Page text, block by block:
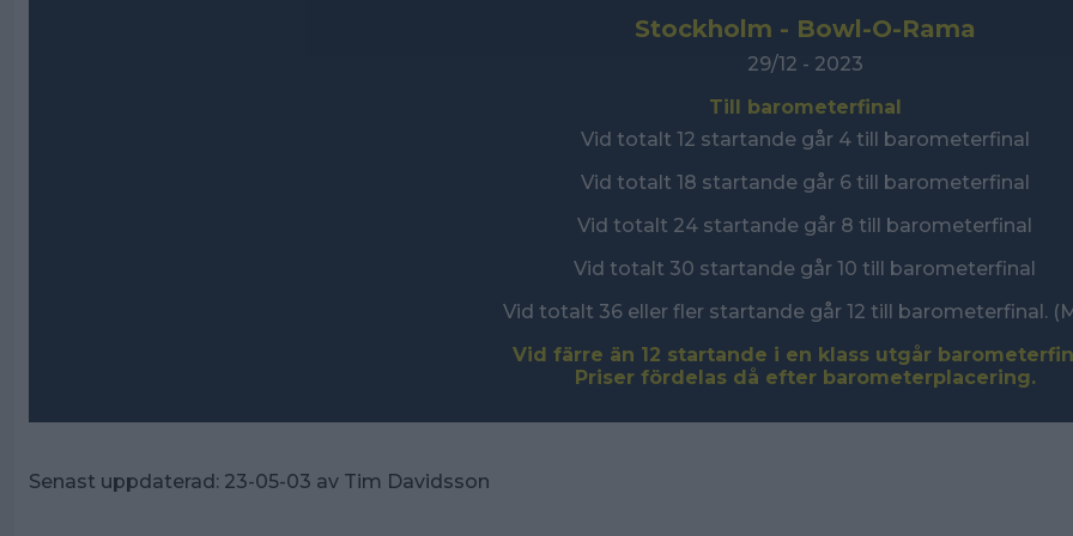
Stockholm - Bowl-O-Rama
29/12 - 2023
Till barometerfinal
Vid totalt 12 startande går 4 till barometerfinal
Vid totalt 18 startande går 6 till barometerfinal
Vid totalt 24 startande går 8 till barometerfinal
Vid totalt 30 startande går 10 till barometerfinal
Vid totalt 36 eller fler startande går 12 till barometerfinal.
Vid färre än 12 startande i en klass utgår
Priser fördelas då efter barometerplacering.
Senast uppdaterad: 23-05-03 av Tim Davidsson